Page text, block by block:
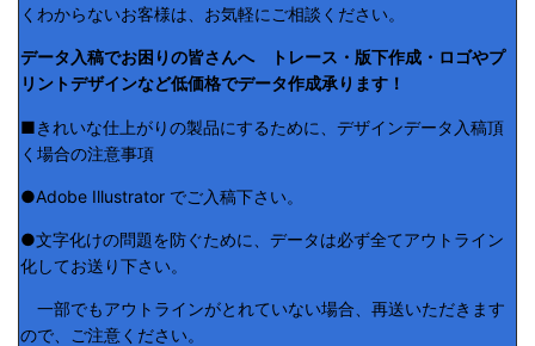
くわからないお客様は、お気軽にご相談ください。
データ入稿でお困りの皆さんへ トレース・版下作成・ロゴやプ
リントデザインなど低価格でデータ作成承ります！
■きれいな仕上がりの製品にするために、デザインデータ入稿頂
く場合の注意事項
●Adobe Illustrator でご入稿下さい。
●文字化けの問題を防ぐために、データは必ず全てアウトライン
化してお送り下さい。
一部でもアウトラインがとれていない場合、再送いただきます
ので、ご注意ください。